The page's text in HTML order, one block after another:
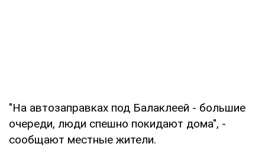
"На автозаправках под Балаклеей - большие
очереди, люди спешно покидают дома", -
сообщают местные жители.